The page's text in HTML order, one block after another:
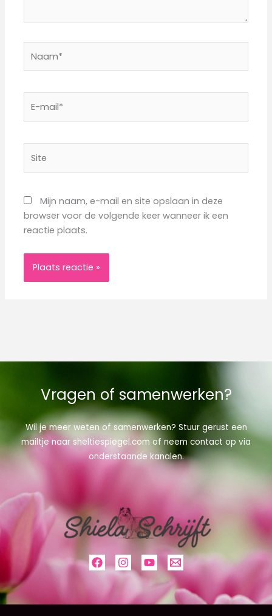
mail*
Mijn naam, e-mail en site opslaan in deze
browser voor de volgende keer wanneer ik een
reactie plaats.
Vragen of samenwerken?
Wil je meer weten of samenwerken? Stuur gerust een
mailtje naar sheltiespiegel.com of neem contact op via
onderstaande kanalen.